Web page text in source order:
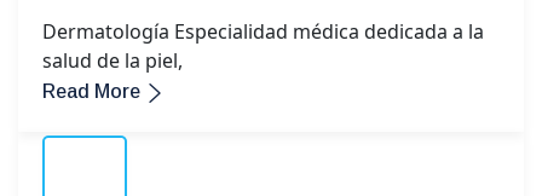
Dermatología Especialidad médica dedicada a la
salud de la piel,
Read More